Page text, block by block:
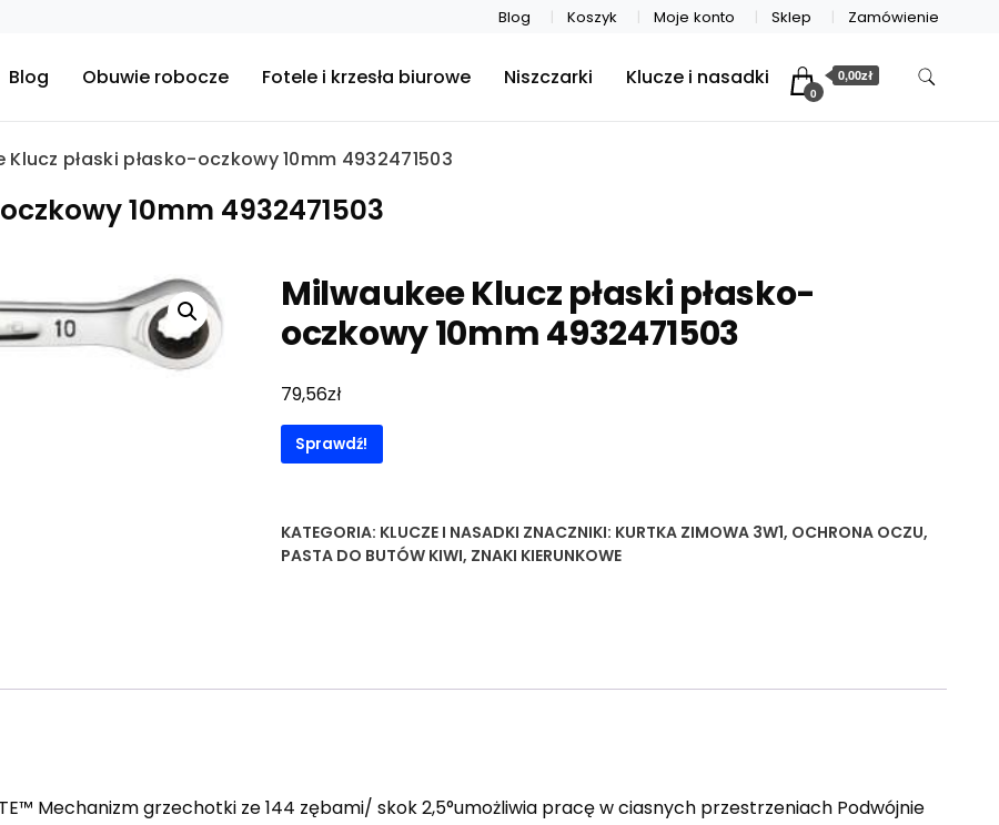
Blog Koszyk Moje konto Sklep Zamówienie
Blog Obuwie robocze Fotele i krzesła biurowe Niszczarki Klucze i nasadki
0
0,00zł
Klucz płaski płasko-oczkowy 10mm 4932471503
10mm 4932471503
Milwaukee Klucz płaski płasko-
oczkowy 10mm 4932471503
79,56zł
Sprawdź!
KATEGORIA: KLUCZE I NASADKI ZNACZNIKI: KURTKA ZIMOWA 3W1, OCHRONA OCZU,
PASTA DO BUTÓW KIWI, ZNAKI KIERUNKOWE
BITE™ Mechanizm grzechotki ze 144 zębami/ skok 2,5°umożliwia pracę w ciasnych przestrzeniach Podwójnie